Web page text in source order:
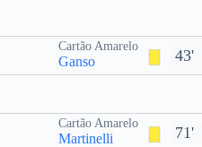
43'
Cartão Amarelo
Ganso
71'
Cartão Amarelo
Martinelli